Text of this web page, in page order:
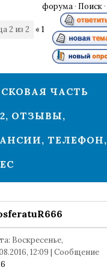
форума · Поиск ·
2 из 2 « 1
ЧАСТЬ
ОТЗЫВЫ,
ТЕЛЕФОН,
Воскресенье,
12:09 | Сообщение